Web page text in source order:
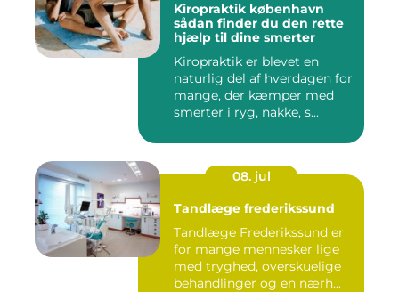
Kiropraktik københavn
sådan finder du den rette
hjælp til dine smerter
Kiropraktik er blevet en
naturlig del af hverdagen for
mange, der kæmper med
smerter i ryg, nakke, s...
08. jul
Tandlæge frederikssund
Tandlæge Frederikssund er
for mange mennesker lige
med tryghed, overskuelige
behandlinger og en nærh...